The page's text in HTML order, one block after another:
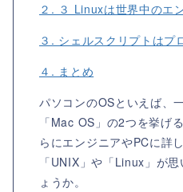
２. ３ Linuxは世界中のエ
３. シェルスクリプトはプ
４. まとめ
パソコンのOSといえば、
「Mac OS」の2つを挙げ
らにエンジニアやPCに詳
「UNIX」や「Linux」が
ょうか。